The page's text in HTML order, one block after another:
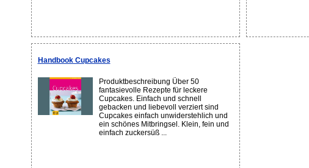
Handbook Cupcakes
Produktbeschreibung Über 50
fantasievolle Rezepte für leckere
Cupcakes. Einfach und schnell
gebacken und liebevoll verziert sind
Cupcakes einfach unwiderstehlich und
ein schönes Mitbringsel. Klein, fein und
einfach zuckersüß ...